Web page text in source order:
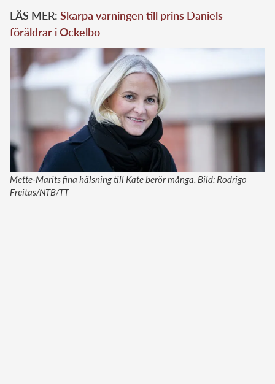
LÄS MER: Skarpa varningen till prins Daniels
föräldrar i Ockelbo
Mette-Marits fina hälsning till Kate berör många. Bild: Rodrigo
Freitas/NTB/TT